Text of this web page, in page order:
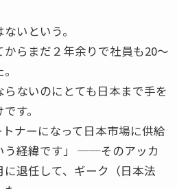
いという。
らまだ２年余りで社員も20〜
ないのにとても日本まで手を
す。
ナーになって日本市場に供給
う経緯です」 ──そのアッカ
退任して、ギーク（日本法